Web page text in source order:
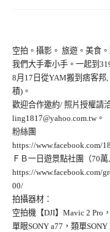
空拍。攝影。 旅遊。美食
我們大手牽小手。一起到
8月17日從YAM搬到痞客邦
積)。
歡迎合作邀約/ 照片授權請
ling1817@yahoo.com.tw。
粉絲團
https://www.facebook.com/
ＦＢ一日遊景點社團（70萬
https://www.facebook.com/
00/
拍攝器材：
空拍機【DJI】Mavic 2 Pro
單眼SONY a77，類單